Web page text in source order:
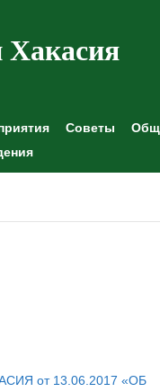
Хакасия
Советы
от 13.06.2017 «ОБ